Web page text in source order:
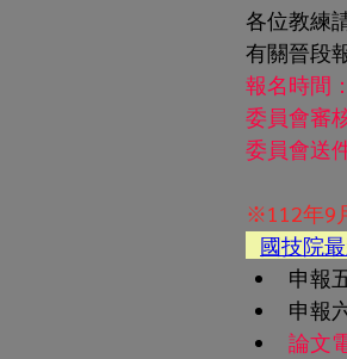
各位教練
有關晉段
報名時間
委員會審
委員會送
※112年9
國技院
申報
申報
論文